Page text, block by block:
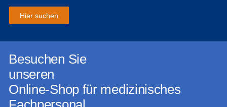
Hier suchen
Besuchen Sie
unseren
Online-Shop für medizinisches